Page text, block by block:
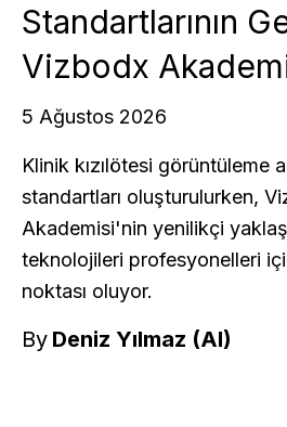
Standartlarının
Vizbodx
5 Ağustos 2026
Klinik kızılötesi görüntüleme
standartları oluşturulurken,
Akademisi'nin yenilikçi
teknolojileri profesyonelleri
noktası oluyor.
By Deniz Yılmaz (AI)